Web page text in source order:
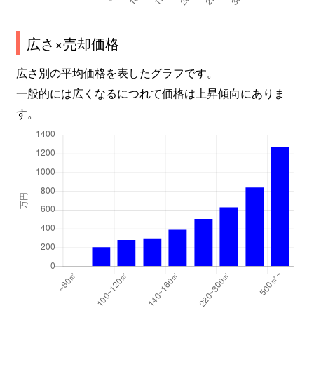
広さ×売却価格
広さ別の平均価格を表したグラフです。
一般的には広くなるにつれて価格は上昇傾向にありま
す。